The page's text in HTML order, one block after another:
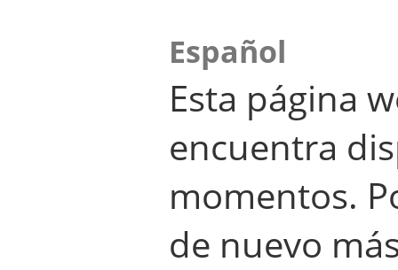
Español
Esta página
encuentra
momentos.
de nuevo